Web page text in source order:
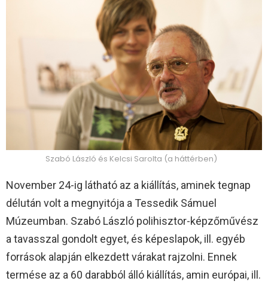
Szabó László és Kelcsi Sarolta (a háttérben)
November 24-ig látható az a kiállítás, aminek tegnap
délután volt a megnyitója a Tessedik Sámuel
Múzeumban. Szabó László polihisztor-képzőművész
a tavasszal gondolt egyet, és képeslapok, ill. egyéb
források alapján elkezdett várakat rajzolni. Ennek
termése az a 60 darabból álló kiállítás, amin európai, ill.